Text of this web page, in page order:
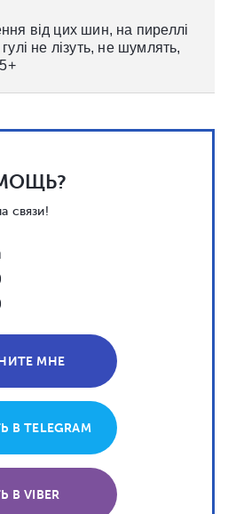
від цих шин, на пиреллі
не лізуть, не шумлять,
связи!
МНЕ
В TELEGRAM
В VIBER